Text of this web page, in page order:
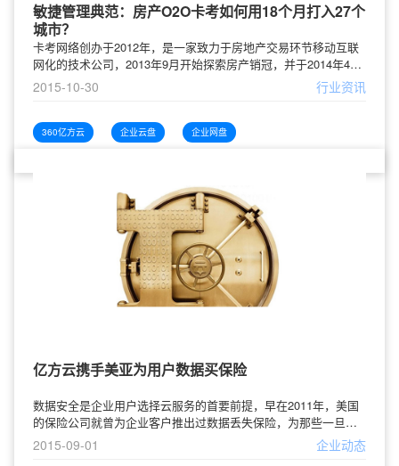
敏捷管理典范：房产O2O卡考如何用18个月打入27个
城市？
卡考网络创办于2012年，是一家致力于房地产交易环节移动互联
网化的技术公司，2013年9月开始探索房产销冠，并于2014年4月
份把这个产品推向市场。此后，在18个月的时间，公司就从5个人
发展到现在的1300多人，全国设立分公司27家，公司估值涨了几
保持着一个互联网公司的敏捷化运转，这种敏捷化又反过来促进
着公司业务契机的增长，这个过程中贯穿着
2015-10-30 行业资讯
360亿方云 企业云盘 企业网盘
亿方云携手美亚为用户数据买保险
数据安全是企业用户选择云服务的首要前提，早在2011年，美国
的保险公司就曾为企业客户推出过数据丢失保险，为那些一旦泄
漏敏感数据就可能面临财务风险的中小企业提供保险服务。8月25
日，亿方云在其产品战略发布会上正式宣布，公司同国内最大的
2015-09-01 企业动态